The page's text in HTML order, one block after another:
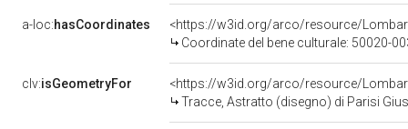
a-loc:hasCoordinates
<https://w3id.org/arco/resource/
Coordinate del bene culturale: 50020-
clv:isGeometryFor
<https://w3id.org/arco/resource/
Tracce, Astratto (disegno) di Parisi